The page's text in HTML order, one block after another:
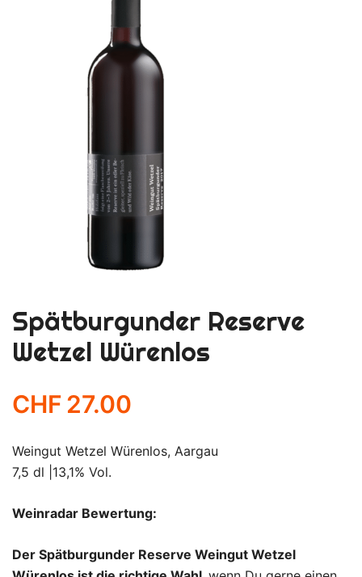
Spätburgunder Reserve
Wetzel Würenlos
CHF27.00
Weingut Wetzel Würenlos, Aargau
7,5 dl |13,1% Vol.
Weinradar Bewertung:
Der Spätburgunder Reserve Weingut Wetzel